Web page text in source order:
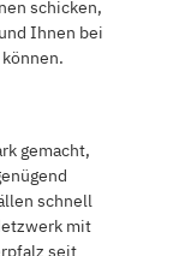
schicken,
Ihnen bei
gemacht,
schnell
mit
seit